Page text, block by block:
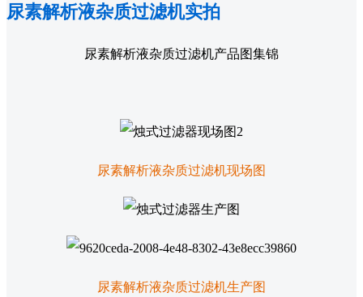
尿素解析液杂质过滤机实拍
尿素解析液杂质过滤机产品图集锦
尿素解析液杂质过滤机现场图
尿素解析液杂质过滤机生产图